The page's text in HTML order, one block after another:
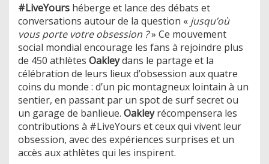
#LiveYours héberge et lance des débats et
conversations autour de la question « jusqu’où
vous porte votre obsession ?» Ce mouvement
social mondial encourage les fans à rejoindre plus
de 450 athlètes Oakleydans le partage et la
célébration de leurs lieux d’obsession aux quatre
coins du monde : d’un pic montagneux lointain à un
sentier, en passant par un spot de surf secret ou
un garage de banlieue. Oakleyrécompensera les
contributions à #LiveYours et ceux qui vivent leur
obsession, avec des expériences surprises et un
accès aux athlètes qui les inspirent.